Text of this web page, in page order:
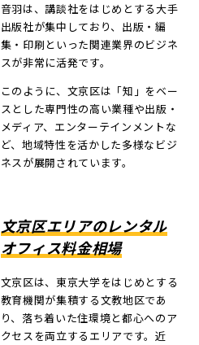
音羽は、講談社をはじめとする大手
出版社が集中しており、出版・編
集・印刷といった関連業界のビジネ
スが非常に活発です。
このように、文京区は「知」をベー
スとした専門性の高い業種や出版・
メディア、エンターテインメントな
ど、地域特性を活かした多様なビジ
ネスが展開されています。
文京区エリアのレンタル
オフィス料金相場
文京区は、東京大学をはじめとする
教育機関が集積する文教地区であ
り、落ち着いた住環境と都心へのア
クセスを両立するエリアです。近